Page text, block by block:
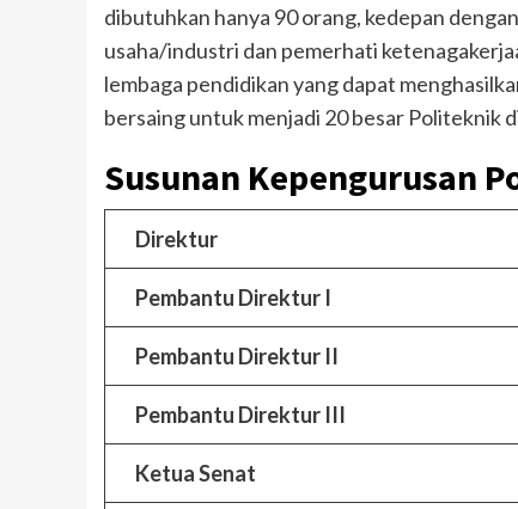
dibutuhkan hanya 90 orang, kedepan
usaha/industri dan pemerhati
lembaga pendidikan yang dapat
bersaing untuk menjadi 20 besar Politeknik
Susunan Kepengurusan
Direktur
Pembantu Direktur I
Pembantu Direktur II
Pembantu Direktur III
Ketua Senat